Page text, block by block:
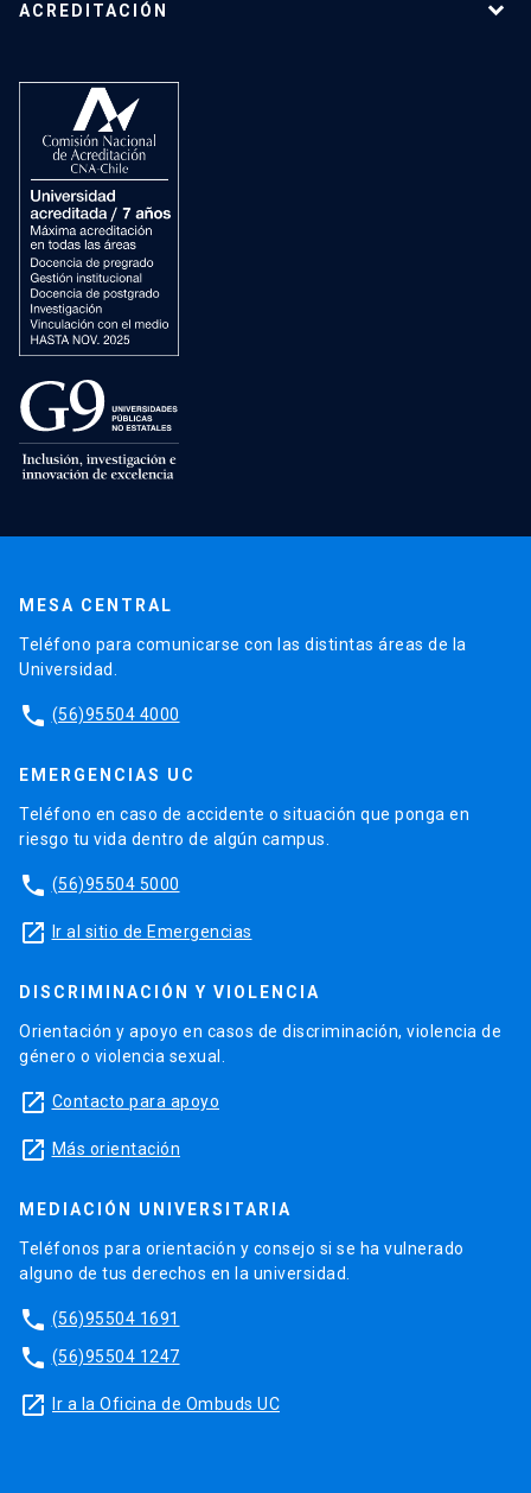
ACREDITACIÓN
MESA CENTRAL
Teléfono para comunicarse con las distintas áreas de la
Universidad.
phone (56)95504 4000
EMERGENCIAS UC
Teléfono en caso de accidente o situación que ponga en
riesgo tu vida dentro de algún campus.
phone (56)95504 5000
launch Ir al sitio de Emergencias
DISCRIMINACIÓN Y VIOLENCIA
Orientación y apoyo en casos de discriminación, violencia de
género o violencia sexual.
launch Contacto para apoyo
launch Más orientación
MEDIACIÓN UNIVERSITARIA
Teléfonos para orientación y consejo si se ha vulnerado
alguno de tus derechos en la universidad.
phone (56)95504 1691
phone (56)95504 1247
launch Ir a la Oficina de Ombuds UC